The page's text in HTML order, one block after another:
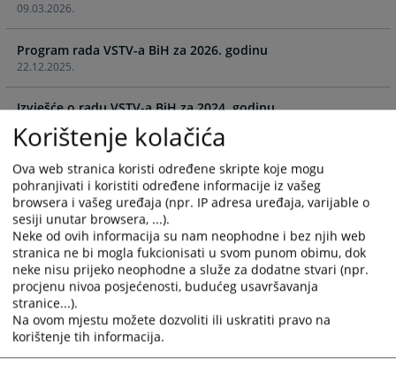
and
select
a
date.
Press
the
question
mark
key
to
get
the
keyboard
shortcuts
for
changing
dates.
select
a
Press
the
question
mark
key
to
get
the
keyboard
shortcuts
for
dates.
09.03.2026.
22.12.2025.
Program rada VSTV-a BiH za 2026. godinu
26.02.2025.
Izvješće o radu VSTV-a BiH za 2024. godinu
18.12.2024.
Program rada VSTV-a za 2025. godinu
04.03.2024.
Izvješće o realizaciji Programa rada VSTV-a za 2023. godinu.
25.12.2023.
Program rada VSTV-a za 2024. godinu
26.12.2022.
Program rada VSTV-a za 2023. godinu
Korištenje kolačića
Ova web stranica koristi određene skripte koje mogu
pohranjivati i koristiti određene informacije iz vašeg
browsera i vašeg uređaja (npr. IP adresa uređaja, varijable o
sesiji unutar browsera, ...).
Neke od ovih informacija su nam neophodne i bez njih web
stranica ne bi mogla fukcionisati u svom punom obimu, dok
neke nisu prijeko neophodne a služe za dodatne stvari (npr.
procjenu nivoa posjećenosti, budućeg usavršavanja
stranice...).
Na ovom mjestu možete dozvoliti ili uskratiti pravo na
korištenje tih informacija.